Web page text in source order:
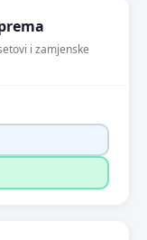
i zamjenske